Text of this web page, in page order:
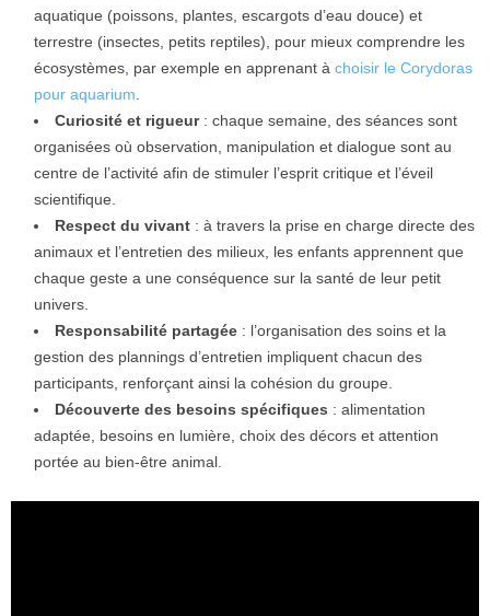
aquatique (poissons, plantes, escargots d’eau douce) et
terrestre (insectes, petits reptiles), pour mieux comprendre les
écosystèmes, par exemple en apprenant à choisir le Corydoras
pour aquarium.
Curiosité et rigueur: chaque semaine, des séances sont
organisées où observation, manipulation et dialogue sont au
centre de l’activité afin de stimuler l’esprit critique et l’éveil
scientifique.
Respect du vivant : à travers la prise en charge directe des
animaux et l’entretien des milieux, les enfants apprennent que
chaque geste a une conséquence sur la santé de leur petit
univers.
Responsabilité partagée : l’organisation des soins et la
gestion des plannings d’entretien impliquent chacun des
participants, renforçant ainsi la cohésion du groupe.
Découverte des besoins spécifiques : alimentation
adaptée, besoins en lumière, choix des décors et attention
portée au bien-être animal.